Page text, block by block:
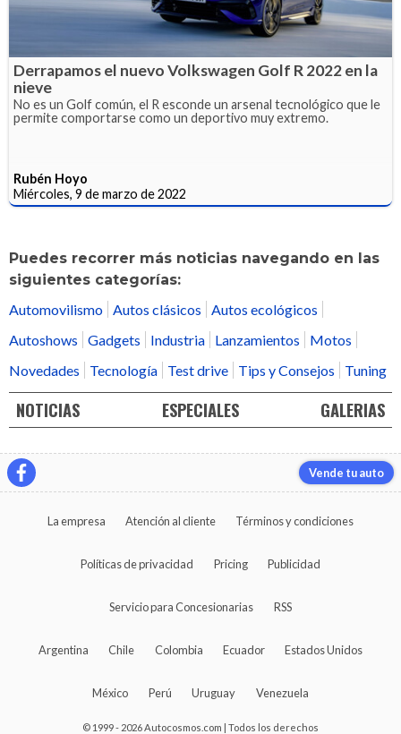
Derrapamos el nuevo Volkswagen Golf R 2022 en la
nieve
No es un Golf común, el R esconde un arsenal tecnológico que le
permite comportarse como un deportivo muy extremo.
Rubén Hoyo
Miércoles, 9 de marzo de 2022
Puedes recorrer más noticias navegando en las
siguientes categorías:
Automovilismo Autos clásicos
Autos ecológicos
Autoshows
Gadgets Industria Lanzamientos
Motos
Novedades
Tecnología Test drive Tips y Consejos Tuning
NOTICIAS ESPECIALES GALERIAS
Vende tu auto
La empresa Atención al cliente Términos y condiciones
Políticas de privacidad Pricing Publicidad
Servicio para Concesionarias RSS
Argentina Chile Colombia Ecuador Estados Unidos
México Perú Uruguay Venezuela
© 1999 - 2026 Autocosmos.com | Todos los derechos